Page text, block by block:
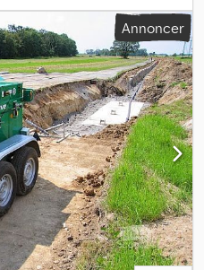
trækstang Aflåseligt
10, 23 kW, diesel Hydraulisk
= 12 mm Maks. trækkraft 50 kN
kabelstop Dedsiv D Rvspfx
Termoprinter
via proportionalventil Bagtil
ekstraudstyr muligt, spørg ved
1.380,00 EUR
Annoncer